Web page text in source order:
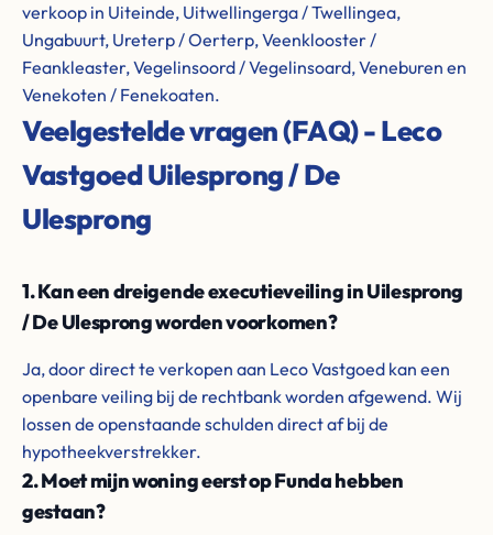
verkoop in Uiteinde, Uitwellingerga / Twellingea,
Ungabuurt, Ureterp / Oerterp, Veenklooster /
Feankleaster, Vegelinsoord / Vegelinsoard, Veneburen en
Venekoten / Fenekoaten.
Veelgestelde vragen (FAQ) - Leco
Vastgoed Uilesprong / De
Ulesprong
1. Kan een dreigende executieveiling in Uilesprong
/ De Ulesprong worden voorkomen?
Ja, door direct te verkopen aan Leco Vastgoed kan een
openbare veiling bij de rechtbank worden afgewend. Wij
lossen de openstaande schulden direct af bij de
hypotheekverstrekker.
2. Moet mijn woning eerst op Funda hebben
gestaan?